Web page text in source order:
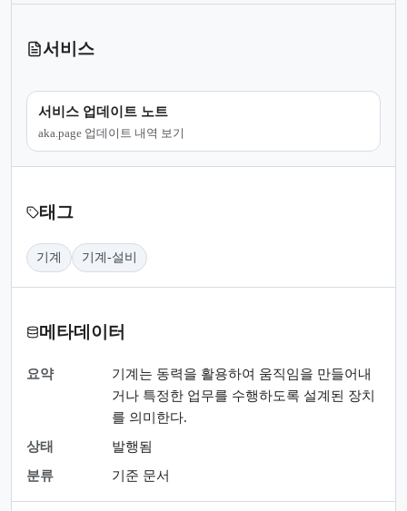
서비스
서비스 업데이트 노트
aka.page 업데이트 내역 보기
태그
기계 기계-설비
메타데이터
요약
기계는 동력을 활용하여 움직임을 만들어내
거나 특정한 업무를 수행하도록 설계된 장치
를 의미한다.
상태
발행됨
분류
기준 문서